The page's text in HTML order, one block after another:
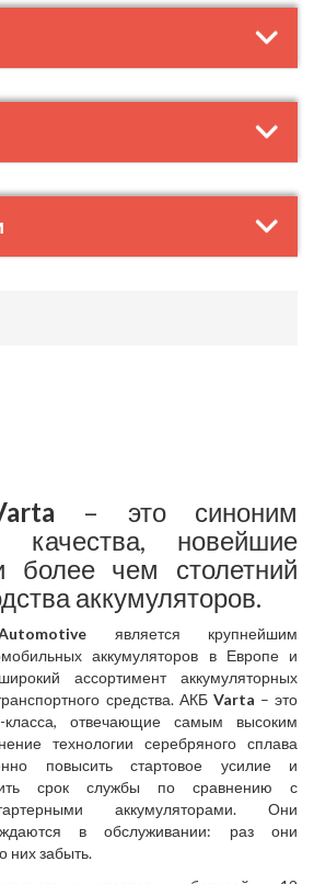
– это синоним
качества, новейшие
более чем столетний
аккумуляторов.
является крупнейшим
аккумуляторов в Европе и
ассортимент аккумуляторных
средства. АКБ Varta – это
класса, отвечающие самым высоким
технологии серебряного сплава
повысить стартовое усилие и
срок службы по сравнению с
аккумуляторами. Они
в обслуживании: раз они
них забыть.